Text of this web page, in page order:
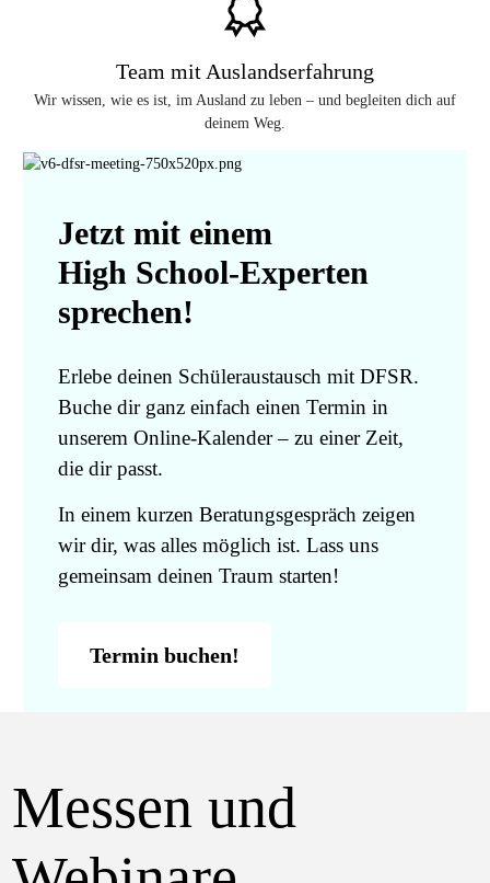
Team mit Auslandserfahrung
Wir wissen, wie es ist, im Ausland zu leben – und begleiten dich auf
deinem Weg.
Jetzt mit einem
High School-Experten
sprechen!
Erlebe deinen Schüleraustausch mit DFSR.
Buche dir ganz einfach einen Termin in
unserem Online-Kalender – zu einer Zeit,
die dir passt.
In einem kurzen Beratungsgespräch zeigen
wir dir, was alles möglich ist. Lass uns
gemeinsam deinen Traum starten!
Termin buchen!
Messen und